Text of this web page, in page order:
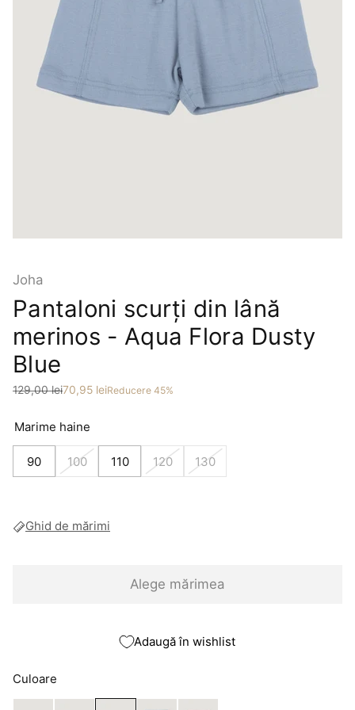
Joha
Pantaloni scurți din lână
merinos - Aqua Flora Dusty
Blue
Preț
129,00 lei
Preț redus70,95 leiReducere 45%
Marime haine
90 100 110 120 130
Ghid de mărimi
Alege mărimea
Adaugă în wishlist
Culoare